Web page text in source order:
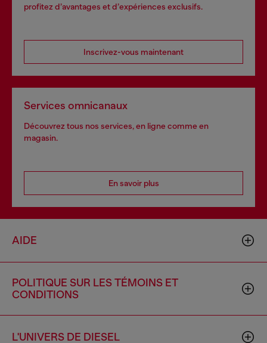
profitez d’avantages et d’expériences exclusifs.
Inscrivez-vous maintenant
Services omnicanaux
Découvrez tous nos services, en ligne comme en
magasin.
En savoir plus
AIDE
POLITIQUE SUR LES TÉMOINS ET
CONDITIONS
L'UNIVERS DE DIESEL